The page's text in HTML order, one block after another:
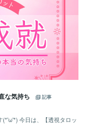
な気持ち
記事
(*'ω'*) 今日は、【透視タロッ